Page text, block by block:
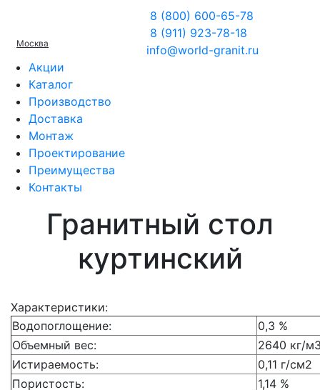
Москва
8 (800) 600-65-78
8 (911) 923-78-18
info@world-granit.ru
Акции
Каталог
Производство
Доставка
Монтаж
Проектирование
Преимущества
Контакты
Гранитный стол
куртинский
Характеристики:
Водопоглощение:
0,3 %
Объемный вес:
2640 кг/
Истираемость:
0,11 г/см2
Пористость:
1,14 %